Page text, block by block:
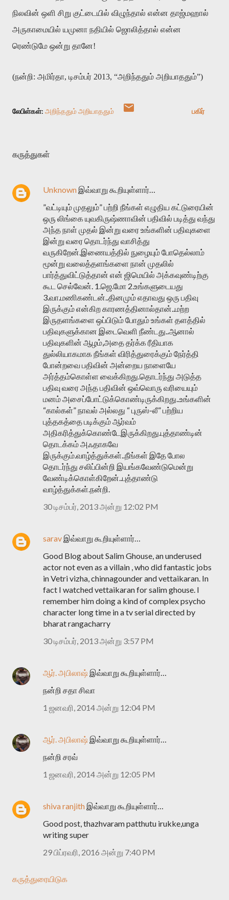
நிலவின் ஒளி சிறு குட்டையில் விழுந்தால் என்ன தாஜ்மஹால்
அருகாமையில் யமுனா நதியில் ஜொலித்தால் என்ன
ரெண்டுமே ஒன்று தானே!
(நன்றி: அமிர்தா, டிசம்பர் 2013, “அறிந்ததும் அறியாததும்”)
லேபிள்கள்: அறிந்ததும் அறியாததும் பகிர்
கருத்துகள்
Unknown இவ்வாறு கூறியுள்ளார்…
”வட்டியும் முதலும்” பற்றி நீங்கள் எழுதிய கட்டுரையின்
ஒரு லிங்கை யுவகிருஷ்ணாவின் பதிவில் படித்து வந்து
அந்த நாள் முதல் இன்று வரை உங்களின் பதிவுகளை
இன்று வரை தொடர்ந்து வாசித்து
வருகிறேன்.இணையத்தில் நுழையும் போதெல்லாம்
மூன்று வலைத்தளங்களை நான் முதலில்
பார்த்துவிட்டுத்தான் என் ஜிமெயில் அக்கவுண்டிற்கு
கூட செல்வேன். 1.ஜெ.மோ 2.உங்களுடையது
3.வா.மணிகண்டன்..தினமும் எதாவது ஒரு பதிவு
இருக்கும் என்கிற காரணத்தினால்தான்..மற்ற
இருதளங்களை ஒப்பிடும் போதும் உங்கள் தளத்தில்
பதிவுகளுக்கான இடைவெளி நீண்டது..ஆனால்
பதிவுகளின் ஆழம்,அதை தர்க்க ரீதியாக
துல்லியாகமாக நீங்கள் விரித்துரைக்கும் நேர்த்தி
போன்றவை பதிவின் அன்றைய நாளையே
அர்த்தம்கொள்ள வைக்கிறது.தொடர்ந்து அடுத்த
பதிவு வரை அந்த பதிவின் ஒவ்வொரு வரியையும்
மனம் அசைப்போட்டுக்கொண்டிருக்கிறது..உங்களின்
“கால்கள்” நாவல் அல்லது “ புருஸ்-லீ” பற்றிய
புத்தகத்தை படிக்கும் ஆர்வம்
அதிகரித்துக்கொண்டேஇருக்கிறது.புத்தாண்டின்
தொடக்கம் அஃதாகவே
இருக்கும்.வாழ்த்துக்கள்..நீங்கள் இதே போல
தொடர்ந்து சலிப்பின்றி இயங்கவேண்டுமென்று
வேண்டிக்கொள்கிறேன்..புத்தாண்டு
வாழ்த்துக்கள்.நன்றி.
30 டிசம்பர், 2013 அன்று 12:02 PM
sarav இவ்வாறு கூறியுள்ளார்…
Good Blog about Salim Ghouse, an underused
actor not even as a villain , who did fantastic jobs
in Vetri vizha, chinnagounder and vettaikaran. In
fact I watched vettaikaran for salim ghouse. I
remember him doing a kind of complex psycho
character long time in a tv serial directed by
bharat rangacharry
30 டிசம்பர், 2013 அன்று 3:57 PM
ஆர். அபிலாஷ் இவ்வாறு கூறியுள்ளார்…
நன்றி சதா சிவா
1 ஜனவரி, 2014 அன்று 12:04 PM
ஆர். அபிலாஷ் இவ்வாறு கூறியுள்ளார்…
நன்றி சரவ்
1 ஜனவரி, 2014 அன்று 12:05 PM
shiva ranjith இவ்வாறு கூறியுள்ளார்…
Good post, thazhvaram patthutu irukke,unga
writing super
29 பிப்ரவரி, 2016 அன்று 7:40 PM
கருத்துரையிடுக